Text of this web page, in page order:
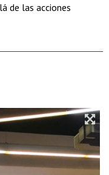
de las acciones